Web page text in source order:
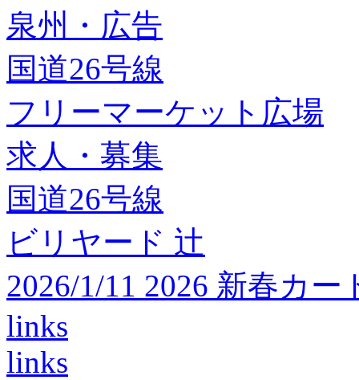
泉州・広告
国道26号線
フリーマーケット広場
求人・募集
国道26号線
ビリヤード 辻
2026/1/11 2026 新春カ
links
links